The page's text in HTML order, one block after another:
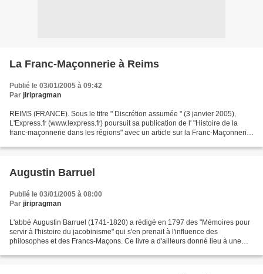
La Franc-Maçonnerie à Reims
Publié le 03/01/2005 à 09:42
Par jiripragman
REIMS (FRANCE). Sous le titre " Discrétion assumée " (3 janvier 2005),
L'Express.fr (www.lexpress.fr) poursuit sa publication de l' "Histoire de la
franc-maçonnerie dans les régions" avec un article sur la Franc-Maçonnerie
Augustin Barruel
Publié le 03/01/2005 à 08:00
Par jiripragman
L'abbé Augustin Barruel (1741-1820) a rédigé en 1797 des "Mémoires pour
servir à l'histoire du jacobinisme" qui s'en prenait à l'influence des
philosophes et des Francs-Maçons. Ce livre a d'ailleurs donné lieu à une